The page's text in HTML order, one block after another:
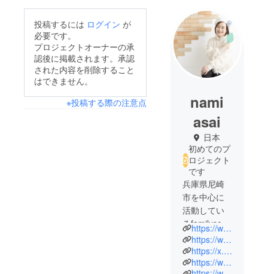
投稿するには ログイン が
必要です。
プロジェクトオーナーの承
認後に掲載されます。承認
された内容を削除すること
はできません。
※投稿する際の注意点
nami
asai
日本
初めてのプ
ロジェクト
です
兵庫県尼崎
市を中心に
活動してい
るfamilyseの
浅井奈美と
申します。
2020年7月コ
https://www.instagram.com/_familyse_?utm_source=ig_web_button_share_sheet&igsh=ZDNlZDc0MzIxNw==
https://www.happa-note.com/
https://x.com/familyse_HAPPA
https://www.threads.net/@_familyse_